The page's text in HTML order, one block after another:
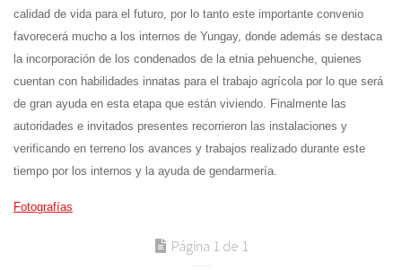
calidad de vida para el futuro, por lo tanto este importante convenio
favorecerá mucho a los internos de Yungay, donde además se destaca
la incorporación de los condenados de la etnia pehuenche, quienes
cuentan con habilidades innatas para el trabajo agrícola por lo que será
de gran ayuda en esta etapa que están viviendo. Finalmente las
autoridades e invitados presentes recorrieron las instalaciones y
verificando en terreno los avances y trabajos realizado durante este
tiempo por los internos y la ayuda de gendarmería.
Fotografías
Página 1 de 1